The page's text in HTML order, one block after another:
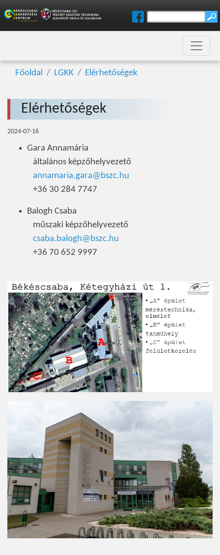
Főoldal LGKK Elérhetőségek
Elérhetőségek
2024-07-16
Gara Annamária
általános képzőhelyvezető
annamaria.gara@bszc.hu
+36 30 284 7747
Balogh Csaba
műszaki képzőhelyvezető
csaba.balogh@bszc.hu
+36 70 652 9997